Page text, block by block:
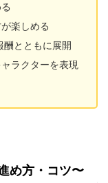
楽しめる
酬とともに展開
ラクターを表現
方・コツ〜